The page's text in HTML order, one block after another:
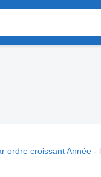
camion chassis
ordre croissant Année -